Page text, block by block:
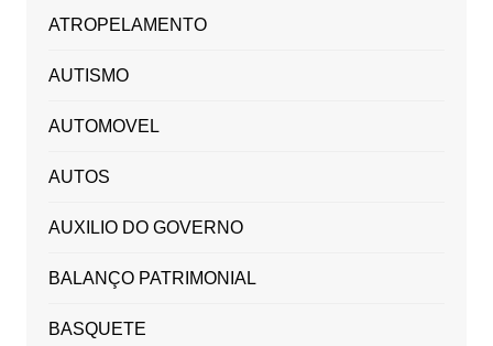
ATROPELAMENTO
AUTISMO
AUTOMOVEL
AUTOS
AUXILIO DO GOVERNO
BALANÇO PATRIMONIAL
BASQUETE